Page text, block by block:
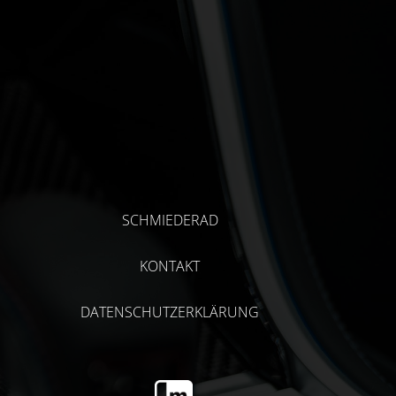
SCHMIEDERAD
KONTAKT
DATENSCHUTZERKLÄRUNG